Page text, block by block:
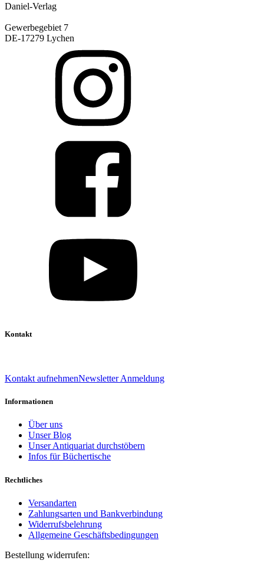
Daniel-Verlag
Gewerbegebiet 7
DE-17279 Lychen
Kontakt
Kontakt aufnehmenNewsletter Anmeldung
Informationen
Über uns
Unser Blog
Unser Antiquariat durchstöbern
Infos für Büchertische
Rechtliches
Versandarten
Zahlungsarten und Bankverbindung
Widerrufsbelehrung
Allgemeine Geschäftsbedingungen
Bestellung widerrufen: